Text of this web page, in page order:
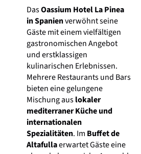
DasOassium Hotel La Pinea
in Spanienverwöhnt seine
Gäste mit einem vielfältigen
gastronomischen Angebot
und erstklassigen
kulinarischen Erlebnissen.
Mehrere Restaurants und Bars
bieten eine gelungene
Mischung auslokaler
mediterraner Küche und
internationalen
Spezialitäten. Im Buffet de
Altafullaerwartet Gäste eine